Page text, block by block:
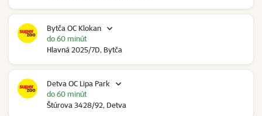
Bytča OC Klokan
Hlavná 2025/7D, Bytča
do 60 minút
Detva OC Lipa Park
Štúrova 3428/92, Detva
do 60 minút